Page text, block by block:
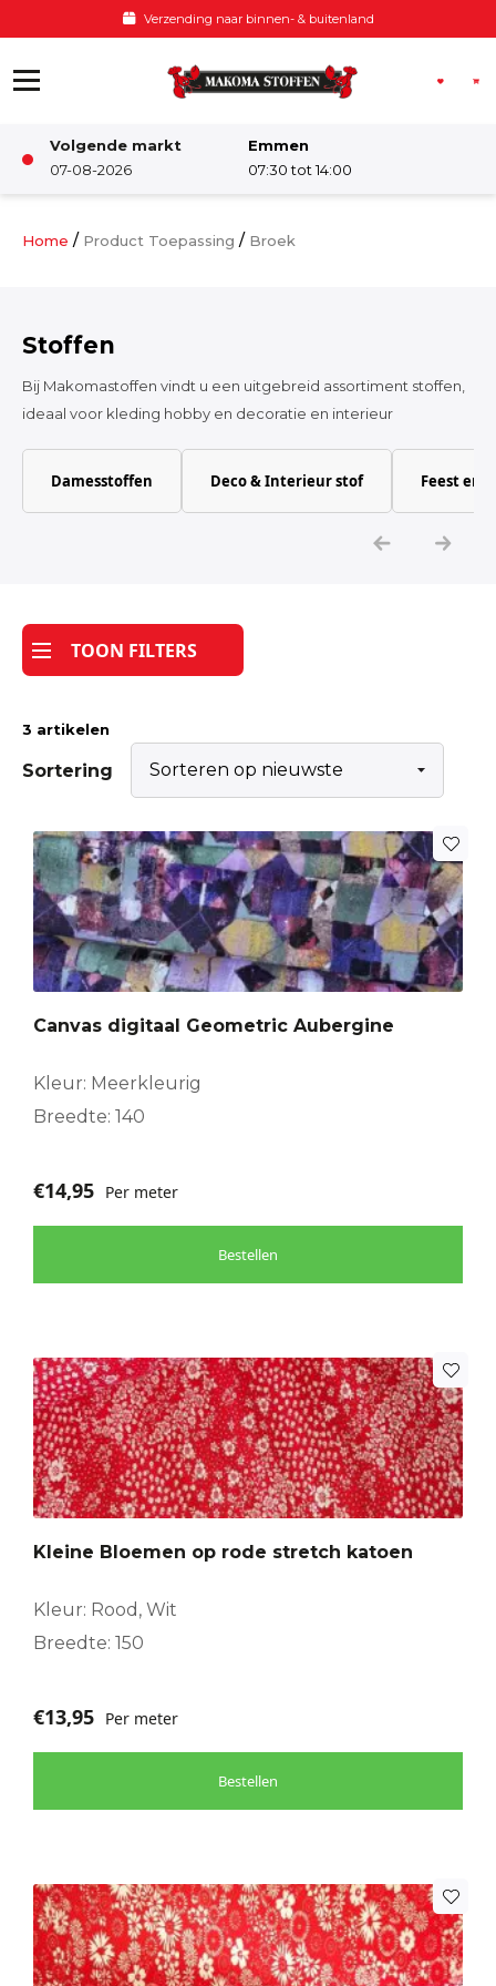
Voor 12:00 besteld, zelfde dag verzonden
Volgende markt
07-08-2026
Emmen
07:30 tot 14:00
Damesstoffen
Katoen
Tijdpakker stof
Home / Product Toepassing / Broek
Stoffen
Bij Makomastoffen vindt u een uitgebreid assortiment stoffen,
ideaal voor kleding hobby en decoratie en interieur
Damesstoffen Deco & Interieur stof Feest en
TOON FILTERS
3 artikelen
Sortering
Canvas digitaal Geometric Aubergine
Kleur: Meerkleurig
Breedte: 140
€14,95 Per meter
Bestellen
Kleine Bloemen op rode stretch katoen
Kleur: Rood, Wit
Breedte: 150
€13,95 Per meter
Bestellen